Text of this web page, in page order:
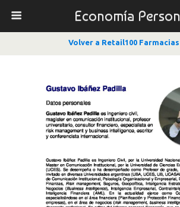
Economía
Volver a Retail100 Farmacias